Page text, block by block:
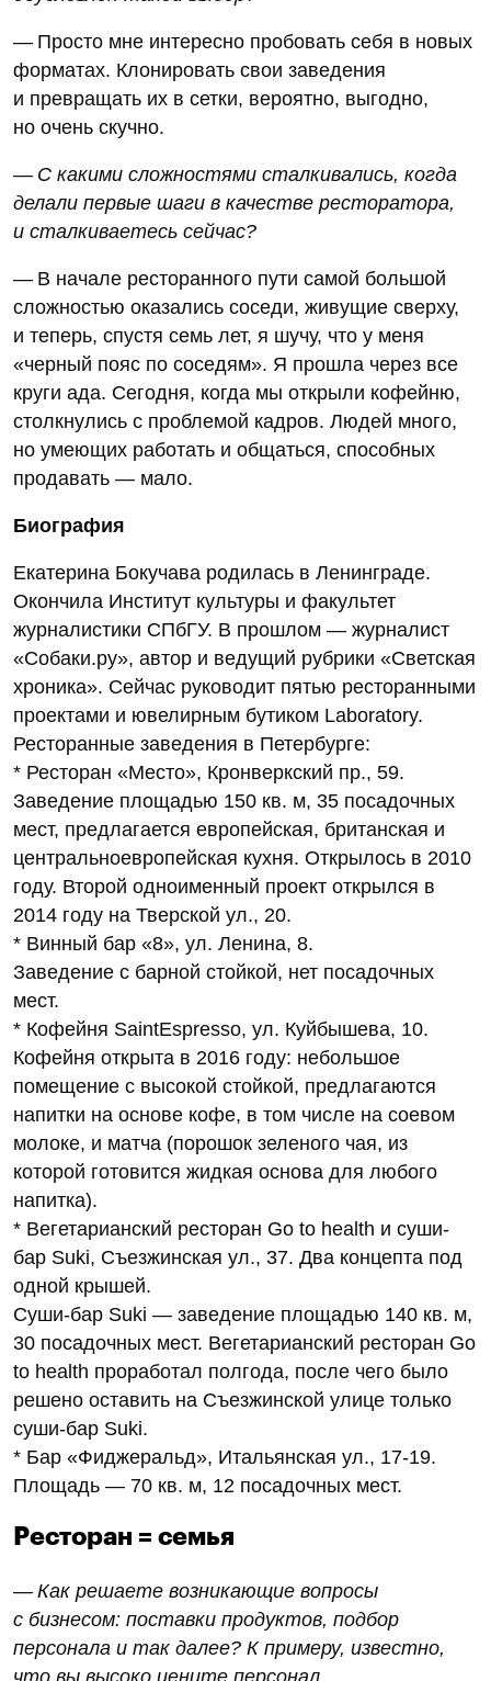
— Просто мне интересно пробовать себя в новых
форматах. Клонировать свои заведения
и превращать их в сетки, вероятно, выгодно,
но очень скучно.
— С какими сложностями сталкивались, когда
делали первые шаги в качестве ресторатора,
и сталкиваетесь сейчас?
— В начале ресторанного пути самой большой
сложностью оказались соседи, живущие сверху,
и теперь, спустя семь лет, я шучу, что у меня
«черный пояс по соседям». Я прошла через все
круги ада. Сегодня, когда мы открыли кофейню,
столкнулись с проблемой кадров. Людей много,
но умеющих работать и общаться, способных
продавать — мало.
Биография
Екатерина Бокучава родилась в Ленинграде.
Окончила Институт культуры и факультет
журналистики СПбГУ. В прошлом — журналист
«Собаки.ру», автор и ведущий рубрики «Светская
хроника». Сейчас руководит пятью ресторанными
проектами и ювелирным бутиком Laboratory.
Ресторанные заведения в Петербурге:
* Ресторан «Место», Кронверкский пр., 59.
Заведение площадью 150 кв. м, 35 посадочных
мест, предлагается европейская, британская и
центральноевропейская кухня. Открылось в 2010
году. Второй одноименный проект открылся в
2014 году на Тверской ул., 20.
* Винный бар «8», ул. Ленина, 8.
Заведение с барной стойкой, нет посадочных
мест.
* Кофейня SaintEspresso, ул. Куйбышева, 10.
Кофейня открыта в 2016 году: небольшое
помещение с высокой стойкой, предлагаются
напитки на основе кофе, в том числе на соевом
молоке, и матча (порошок зеленого чая, из
которой готовится жидкая основа для любого
напитка).
* Вегетарианский ресторан Go to health и суши-
бар Suki, Съезжинская ул., 37. Два концепта под
одной крышей.
Суши-бар Suki — заведение площадью 140 кв. м,
30 посадочных мест. Вегетарианский ресторан Go
to health проработал полгода, после чего было
решено оставить на Съезжинской улице только
суши-бар Suki.
* Бар «Фиджеральд», Итальянская ул., 17-19.
Площадь — 70 кв. м, 12 посадочных мест.
Ресторан = семья
— Как решаете возникающие вопросы
с бизнесом: поставки продуктов, подбор
персонала и так далее? К примеру, известно,